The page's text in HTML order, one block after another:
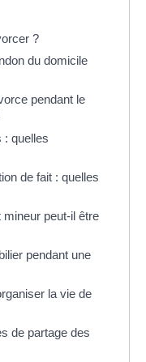
?
du domicile
pendant le
: quelles
de fait : quelles
peut-il être
pendant une
la vie de
de partage des